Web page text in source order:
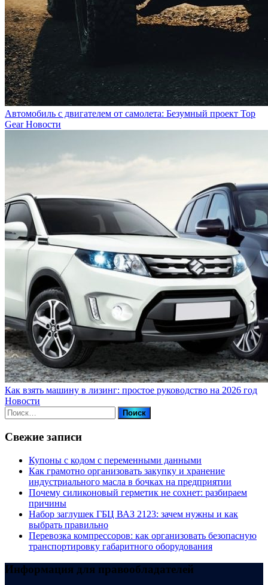
Автомобиль с двигателем от самолета: Безумный проект Top
Gear Новости
Как взять машину в лизинг: простое руководство на 2026 год
Новости
Найти:
Свежие записи
Купоны c кодом с переменными данными
Как грамотно организовать закупку и хранение
индустриального масла в бочках на предприятии
Почему силиконовый герметик не сохнет: разбираем
причины
Набор заглушек ГБЦ ВАЗ 2123: зачем нужны и как
выбрать правильно
Перевозка компрессоров: как организовать безопасную
транспортировку габаритного оборудования
Информация для правообладателей